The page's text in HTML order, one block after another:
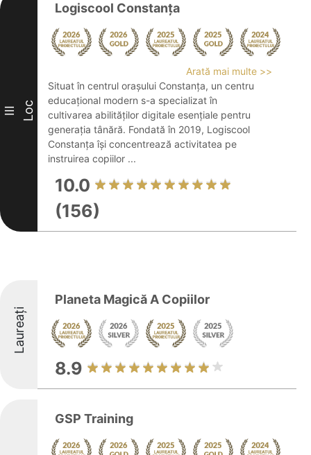
III Loc
Logiscool Constanța
Arată mai multe >>
Situat în centrul orașului Constanța, un centru
educațional modern s-a specializat în
cultivarea abilităților digitale esențiale pentru
generația tânără. Fondată în 2019, Logiscool
Constanța își concentrează activitatea pe
instruirea copiilor ...
10.0
(156)
Laureați
Planeta Magică A Copiilor
8.9
GSP Training